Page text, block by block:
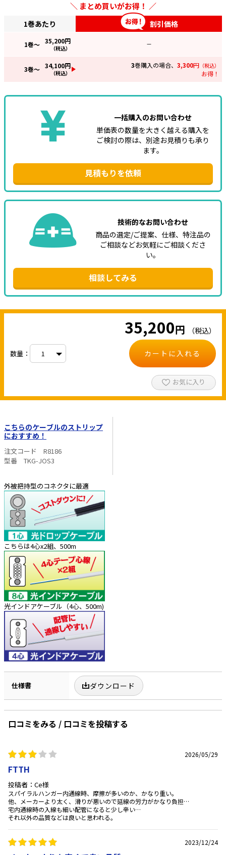
まとめ買いがお得！
1巻あたり 割引価格
1巻～ 35,200円
（税込）
—
3巻～ 34,100円
（税込）
3巻購入の場合、 3,300円 （税込）
お得！
一括購入のお問い合わせ
単価表の数量を大きく越える購入を
ご検討の際は、別途お見積りも承り
ます。
見積もりを依頼
技術的なお問い合わせ
商品の選定/ご提案、仕様、特注品の
ご相談などお気軽にご相談くださ
い。
相談してみる
35,200円 （税込）
数量： カートに入れる
お気に入り
こちらのケーブルのストリップ
におすすめ！
注文コード R8186
型番 TKG-JOS3
外被把持型のコネクタに最適
こちらは4心x2組、500m
光インドアケーブル（4心、500m)
仕様書 ダウンロード
口コミをみる / 口コミを投稿する
2026/05/29
FTTH
投稿者：Ce様
スパイラルハンガー内通線時、摩擦が多いのか、かなり重い。
他、メーカーより太く、滑りが悪いので延線の労力がかなり負担…
宅内通線時の入線も細い配管になると少し辛い…
それ以外の品質などは良いと思われる。
2023/12/24